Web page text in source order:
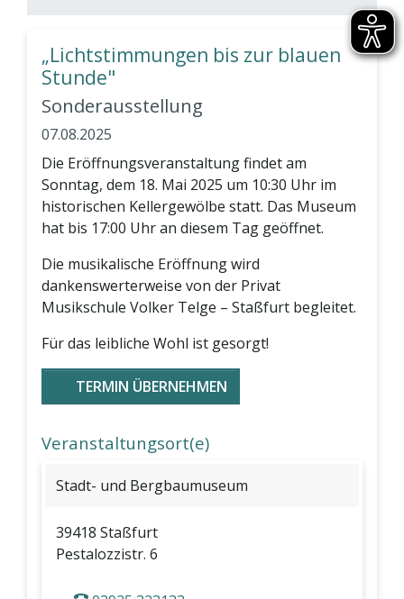
„Lichtstimmungen bis zur blauen
Stunde"
Sonderausstellung
07.08.2025
Die Eröffnungsveranstaltung findet am
Sonntag, dem 18. Mai 2025 um 10:30 Uhr im
historischen Kellergewölbe statt. Das Museum
hat bis 17:00 Uhr an diesem Tag geöffnet.
Die musikalische Eröffnung wird
dankenswerterweise von der Privat
Musikschule Volker Telge – Staßfurt begleitet.
Für das leibliche Wohl ist gesorgt!
TERMIN ÜBERNEHMEN
Veranstaltungsort(e)
Stadt- und Bergbaumuseum
39418 Staßfurt
Pestalozzistr. 6